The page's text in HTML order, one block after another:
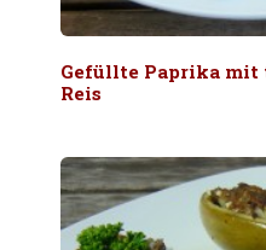
Gefüllte Paprika mit
Reis